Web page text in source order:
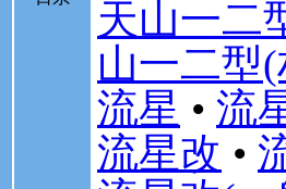
天山一二
山一二型
流星 • 流
流星改 •